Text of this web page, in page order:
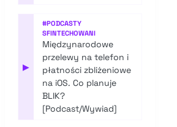
▶
#PODCASTY
SFINTECHOWANI
Międzynarodowe
przelewy na telefon i
płatności zbliżeniowe
na iOS. Co planuje
BLIK?
[Podcast/Wywiad]